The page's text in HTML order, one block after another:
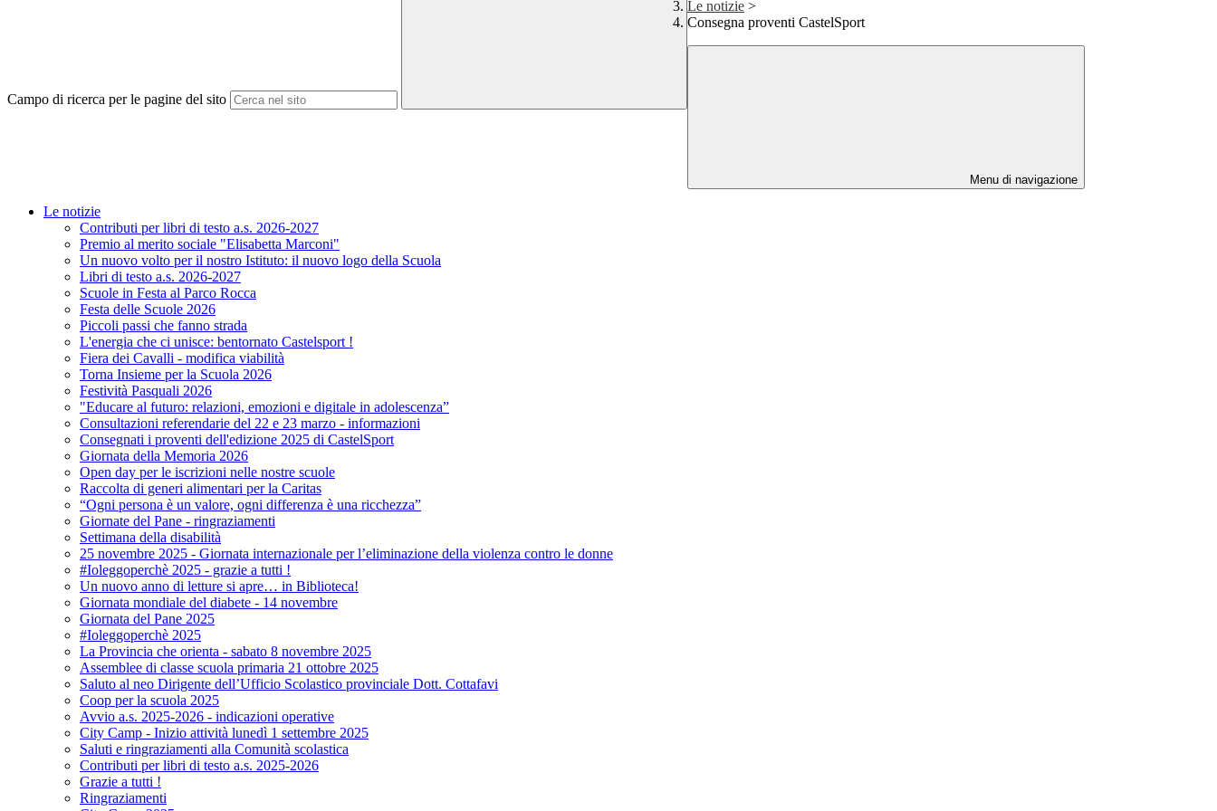
Campo di ricerca per le pagine del sito
Le notizie >
Consegna proventi CastelSport
Menu di navigazione
Le notizie
Contributi per libri di testo a.s. 2026-2027
Premio al merito sociale "Elisabetta Marconi"
Un nuovo volto per il nostro Istituto: il nuovo logo della Scuola
Libri di testo a.s. 2026-2027
Scuole in Festa al Parco Rocca
Festa delle Scuole 2026
Piccoli passi che fanno strada
L'energia che ci unisce: bentornato Castelsport !
Fiera dei Cavalli - modifica viabilità
Torna Insieme per la Scuola 2026
Festività Pasquali 2026
"Educare al futuro: relazioni, emozioni e digitale in adolescenza”
Consultazioni referendarie del 22 e 23 marzo - informazioni
Consegnati i proventi dell'edizione 2025 di CastelSport
Giornata della Memoria 2026
Open day per le iscrizioni nelle nostre scuole
Raccolta di generi alimentari per la Caritas
“Ogni persona è un valore, ogni differenza è una ricchezza”
Giornate del Pane - ringraziamenti
Settimana della disabilità
25 novembre 2025 - Giornata internazionale per l’eliminazione della violenza contro le donne
#Ioleggoperchè 2025 - grazie a tutti !
Un nuovo anno di letture si apre… in Biblioteca!
Giornata mondiale del diabete - 14 novembre
Giornata del Pane 2025
#Ioleggoperchè 2025
La Provincia che orienta - sabato 8 novembre 2025
Assemblee di classe scuola primaria 21 ottobre 2025
Saluto al neo Dirigente dell’Ufficio Scolastico provinciale Dott. Cottafavi
Coop per la scuola 2025
Avvio a.s. 2025-2026 - indicazioni operative
City Camp - Inizio attività lunedì 1 settembre 2025
Saluti e ringraziamenti alla Comunità scolastica
Contributi per libri di testo a.s. 2025-2026
Grazie a tutti !
Ringraziamenti